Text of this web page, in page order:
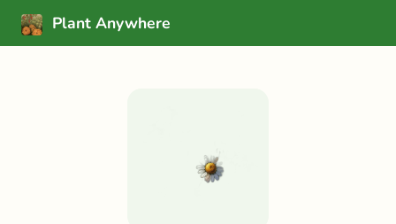
Plant Anywhere